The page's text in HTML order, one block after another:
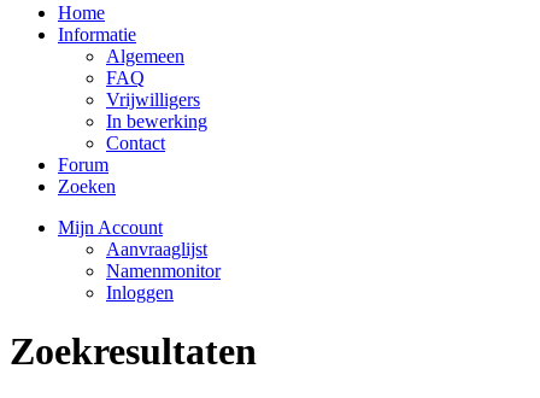
Home
Informatie
Algemeen
FAQ
Vrijwilligers
In bewerking
Contact
Forum
Zoeken
Mijn Account
Aanvraaglijst
Namenmonitor
Inloggen
Zoekresultaten